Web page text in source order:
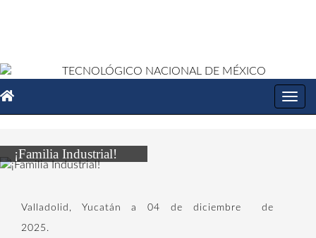
¡Familia Industrial!
Valladolid, Yucatán a 04 de diciembre de
2025.